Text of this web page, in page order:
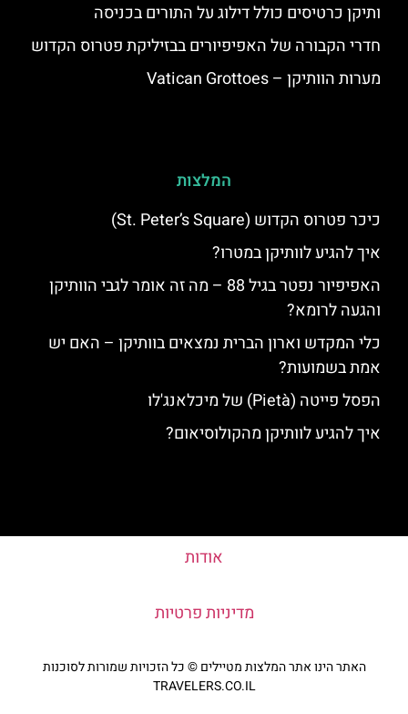
ותיקן כרטיסים כולל דילוג על התורים בכניסה
חדרי הקבורה של האפיפיורים בבזיליקת פטרוס הקדוש
מערות הוותיקן – Vatican Grottoes
המלצות
כיכר פטרוס הקדוש (St. Peter’s Square)
איך להגיע לוותיקן במטרו?
האפיפיור נפטר בגיל 88 – מה זה אומר לגבי הוותיקן
והגעה לרומא?
כלי המקדש וארון הברית נמצאים בוותיקן – האם יש
אמת בשמועות?
הפסל פייטה (Pietà) של מיכלאנג'לו
איך להגיע לוותיקן מהקולוסיאום?
אודות
מדיניות פרטיות
האתר הינו אתר המלצות מטיילים © כל הזכויות שמורות לסוכנות
TRAVELERS.CO.IL